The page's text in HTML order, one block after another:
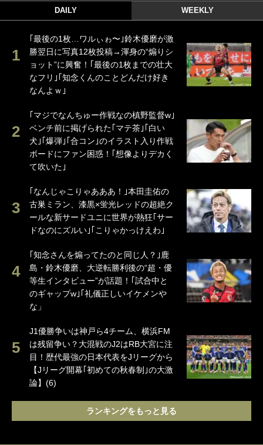
DAILY WEEKLY
｢最後の1枚…ワルぃゎ〜｣鈴木優磨が激
勝翌日に写真12枚投稿→渾身の“煽りシ
ョット”に興奮！｢最後の1枚までの壮大
なフリ｣｢知念くんのことどんだけ好き
なんよｗ｣
｢マジでなんちゅー作戦なの槙野監督w｣
ベンチ前に掲げられた｢マテ茶｣｢白い
犬｣｢爆弾｣｢合コン｣のイラスト入り作戦
ボードにファン困惑！｢想像よりデカく
て吹いた｣
｢なんじゃこりゃあああ！｣本田圭佑の
古巣ミラン、漆黒×蛍光レッドの超絶ク
ールな新サードユニに世界が熱狂｢サー
ドなのにズルい｣｢こりゃかっけえわ｣
｢知念さんを煽ってたのと同じ人？｣鹿
島・鈴木優磨、大逆転勝利後の“超・優
等生インタビュー”が話題！｢試合中と
のギャップw｣｢礼儀正しいイケメンや
な」
J1優勝争いは神戸ら4チーム、横浜FM
は残留争い？大混戦のJ2はRB大宮に注
目！歴代最強の日本代表をJリーグから
【Jリーグ開幕｢初めての秋春制｣の大激
論】(6)
ランキングをもっと見る